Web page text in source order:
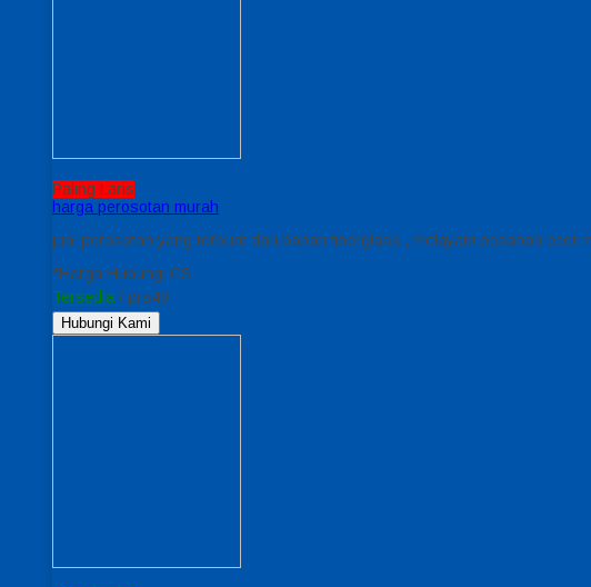
Paling Laris
harga perosotan murah
jual perosotan yang terbuat dari bahan fiberglass , melayani pesanan ecer
*Harga Hubungi CS
Tersedia / prs40
Hubungi Kami